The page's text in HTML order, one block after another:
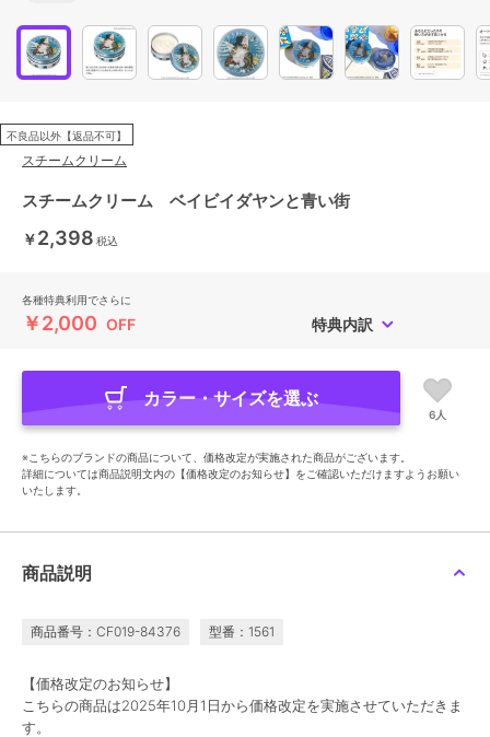
不良品以外【返品不可】
スチームクリーム
スチームクリーム ベイビイダヤンと青い街
￥2,398 税込
各種特典利用でさらに
￥2,000 OFF 特典内訳
カラー・サイズを選ぶ
6人
※こちらのブランドの商品について、価格改定が実施された商品がございます。
詳細については商品説明文内の【価格改定のお知らせ】をご確認いただけますようお願い
いたします。
商品説明
商品番号：CF019-84376 型番：1561
【価格改定のお知らせ】
こちらの商品は2025年10月1日から価格改定を実施させていただきま
す。